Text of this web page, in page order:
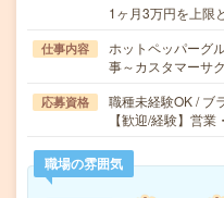
1ヶ月3万円を上限
仕事内容
ホットペッパーグ
事～カスタマーサ
応募資格
職種未経験OK / ブ
【歓迎/経験】営
職場の雰囲気